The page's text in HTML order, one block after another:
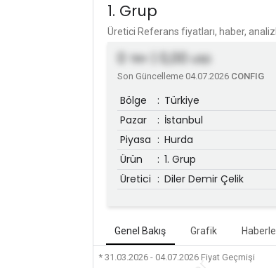
1. Grup
Üretici Referans fiyatları, haber,
TRY | 0,00 USD
Son Güncelleme 04.07.2026 CONFIG
Bölge : Türkiye
Pazar
: İstanbul
Piyasa : Hurda
Ürün
: 1. Grup
Üretici : Diler Demir Çelik
Genel Bakış Grafik
* 31.03.2026 - 04.07.2026 Fiyat Geçmişi